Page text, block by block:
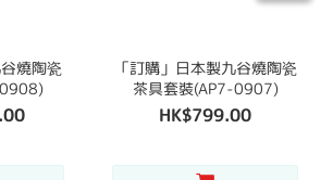
燒陶瓷
「訂購」日本製九谷燒陶瓷
茶具套裝(AP7-0907)
HK$799.00